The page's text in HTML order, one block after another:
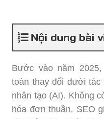
Nội dung bài
Bước vào năm
toàn thay đổi dưới tác
nhân tạo (AI). Không
hóa đơn thuần, SEO